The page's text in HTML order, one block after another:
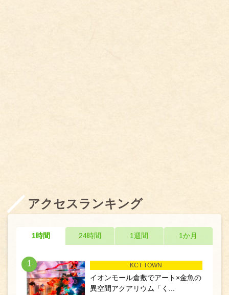
アクセスランキング
1時間 24時間 1週間 1か月
1 KCT TOWN
イオンモール倉敷でアート×金魚の
異空間アクアリウム「く...